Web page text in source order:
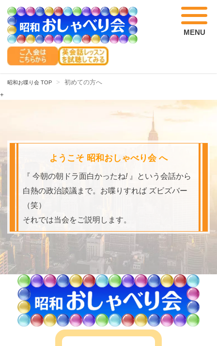
MENU
昭和お喋り会 TOP
初めての方へ
+
ようこそ 昭和おしゃべり会 へ
『 今朝の朝ドラ面白かったね!』という会話から
白熱の政治談議まで。お喋りすれば ズビズバー
（笑）
それでは当会をご説明します。